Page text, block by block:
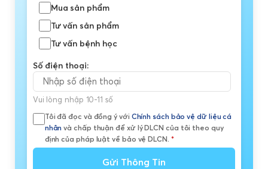
Mua sản phẩm
Tư vấn sản phẩm
Tư vấn bệnh học
Số điện thoại:
Vui lòng nhập 10-11 số
Tôi đã đọc và đồng ý với Chính sách bảo vệ dữ liệu cá
nhân và chấp thuận để xử lý DLCN của tôi theo quy
định của pháp luật về bảo vệ DLCN. *
Gửi Thông Tin